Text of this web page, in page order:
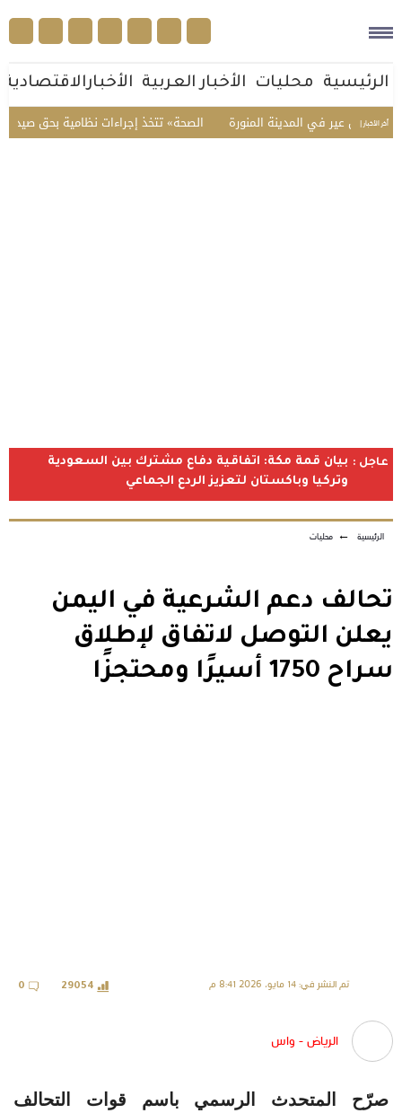
الرئيسية محليات الأخبار العربية الأخبارالاقتصادية
أخر الأخبار | «الصحة» تتخذ إجراءات نظامية بحق صيدلي عير في المدينة المنورة
عاجل : بيان قمة مكة: اتفاقية دفاع مشترك بين السعودية
وتركيا وباكستان لتعزيز الردع الجماعي
الرئيسية ← محليات
تحالف دعم الشرعية في اليمن
يعلن التوصل لاتفاق لإطلاق
سراح 1750 أسيرًا ومحتجزًا
تم النشر في: 14 مايو، 2026 8:41 م 29054
0
الرياض - واس
صرّح المتحدث الرسمي باسم قوات التحالف